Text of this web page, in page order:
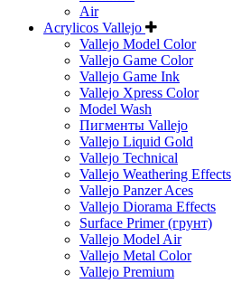
Air
Acrylicos Vallejo
Vallejo Model Color
Vallejo Game Color
Vallejo Game Ink
Vallejo Xpress Color
Model Wash
Пигменты Vallejo
Vallejo Liquid Gold
Vallejo Technical
Vallejo Weathering Effects
Vallejo Panzer Aces
Vallejo Diorama Effects
Surface Primer (грунт)
Vallejo Model Air
Vallejo Metal Color
Vallejo Premium